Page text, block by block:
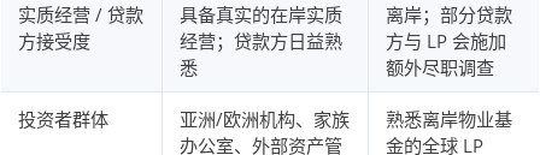
实质经营 / 贷款
方接受度
具备真实的在岸实质
经营；贷款方日益熟
悉
离岸；部分贷款
方与 LP 会施加
额外尽职调查
投资者群体
亚洲/欧洲机构、家族
办公室、外部资产管
熟悉离岸物业基
金的全球 LP